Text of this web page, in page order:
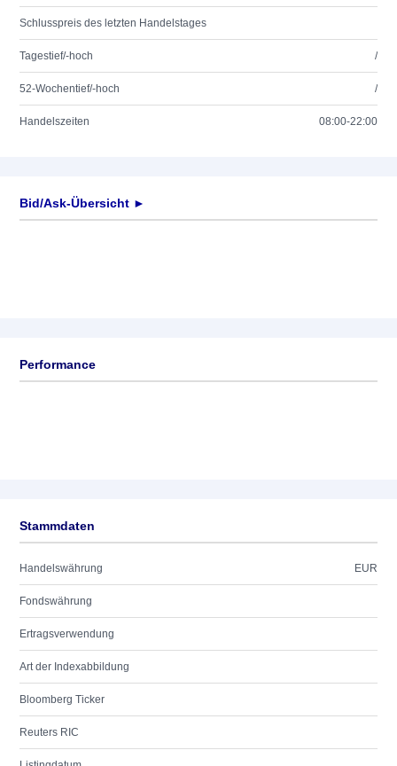
Schlusspreis des letzten Handelstages
Tagestief/-hoch /
52-Wochentief/-hoch /
Handelszeiten 08:00-22:00
Bid/Ask-Übersicht ►
Performance
Stammdaten
Handelswährung EUR
Fondswährung
Ertragsverwendung
Art der Indexabbildung
Bloomberg Ticker
Reuters RIC